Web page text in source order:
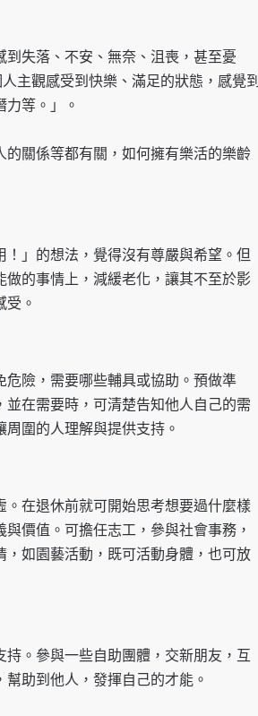
失落、不安、無奈、沮喪，甚至憂
主觀感受到快樂、滿足的狀態，感覺到
等。」。
關係等都有關，如何擁有樂活的樂齡
」的想法，覺得沒有尊嚴與希望。但
的事情上，減緩老化，讓其不至於影
受。
險，需要哪些輔具或協助。預做準
在需要時，可清楚告知他人自己的需
圍的人理解與提供支持。
在退休前就可開始思考想要過什麼樣
價值。可擔任志工，參與社會事務，
如園藝活動，既可活動身體，也可放
。參與一些自助團體，交新朋友，互
助到他人，發揮自己的才能。